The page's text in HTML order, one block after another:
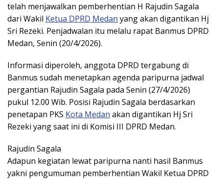
telah menjawalkan pemberhentian H Rajudin Sagala
dari Wakil Ketua DPRD Medan yang akan digantikan Hj
Sri Rezeki. Penjadwalan itu melalu rapat Banmus DPRD
Medan, Senin (20/4/2026).
Informasi diperoleh, anggota DPRD tergabung di
Banmus sudah menetapkan agenda paripurna jadwal
pergantian Rajudin Sagala pada Senin (27/4/2026)
pukul 12.00 Wib. Posisi Rajudin Sagala berdasarkan
penetapan PKS Kota Medan akan digantikan Hj Sri
Rezeki yang saat ini di Komisi III DPRD Medan.
Rajudin Sagala
Adapun kegiatan lewat paripurna nanti hasil Banmus
yakni pengumuman pemberhentian Wakil Ketua DPRD